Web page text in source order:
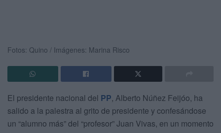
Fotos: Quino / Imágenes: Marina Risco
El presidente nacional del PP, Alberto Núñez Feijóo, ha
salido a la palestra al grito de presidente y confesándose
un “alumno más” del “profesor” Juan Vivas, en un momento